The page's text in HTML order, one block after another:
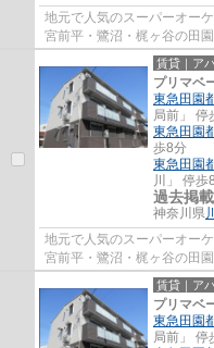
地元で人気のスーパーオー
宮前平・鷺沼・梶ヶ谷の田
線武蔵小杉にもバスが運行
賃貸｜ア
プリマベ
東急田園
局前」 停
東急田園
歩8分
東急田園
川」 停歩
過去掲
神奈川県
地元で人気のスーパーオー
宮前平・鷺沼・梶ヶ谷の田
線武蔵小杉にもバスが運行
賃貸｜ア
プリマベ
東急田園
局前」 停